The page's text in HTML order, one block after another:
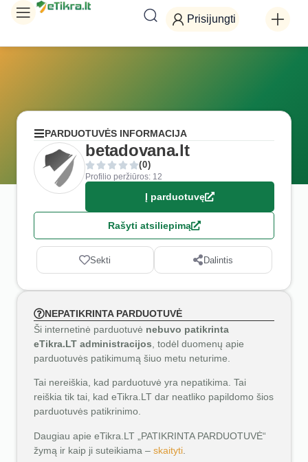
Prisijungti
PARDUOTUVĖS INFORMACIJA
betadovana.lt
(0)
Profilio peržiūros: 12
Į parduotuvę
Rašyti atsiliepimą
Sekti Dalintis
NEPATIKRINTA PARDUOTUVĖ
Ši internetinė parduotuvė nebuvo patikrinta
eTikra.LT administracijos , todėl duomenų apie
parduotuvės patikimumą šiuo metu neturime.
Tai nereiškia, kad parduotuvė yra nepatikima. Tai
reiškia tik tai, kad eTikra.LT dar neatliko papildomo šios
parduotuvės patikrinimo.
Daugiau apie eTikra.LT „PATIKRINTA PARDUOTUVĖ“
žymą ir kaip ji suteikiama – skaityti